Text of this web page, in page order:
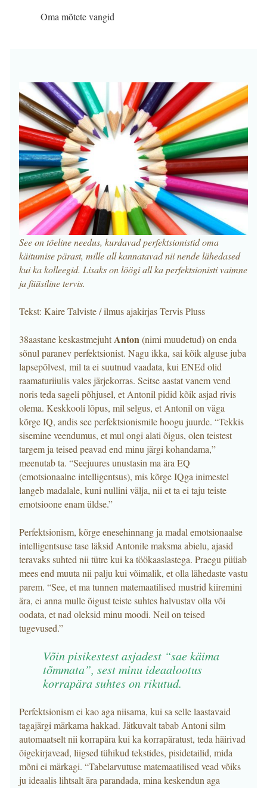
Oma mõtete vangid
See on tõeline needus, kurdavad perfektsionistid oma
käitumise pärast, mille all kannatavad nii nende lähedased
kui ka kolleegid. Lisaks on löögi all ka perfektsionisti vaimne
ja füüsiline tervis.
Tekst: Kaire Talviste / ilmus ajakirjas Tervis Pluss
38aastane keskastmejuhtAnton(nimi muudetud) on enda
sõnul paranev perfektsionist. Nagu ikka, sai kõik alguse juba
lapsepõlvest, mil ta ei suutnud vaadata, kui ENEd olid
raamaturiiulis vales järjekorras. Seitse aastat vanem vend
noris teda sageli põhjusel, et Antonil pidid kõik asjad rivis
olema. Keskkooli lõpus, mil selgus, et Antonil on väga
kõrge IQ, andis see perfektsionismile hoogu juurde. “Tekkis
sisemine veendumus, et mul ongi alati õigus, olen teistest
targem ja teised peavad end minu järgi kohandama,”
meenutab ta. “Seejuures unustasin ma ära EQ
(emotsionaalne intelligentsus), mis kõrge IQga inimestel
langeb madalale, kuni nullini välja, nii et ta ei taju teiste
emotsioone enam üldse.”
Perfektsionism, kõrge enesehinnang ja madal emotsionaalse
intelligentsuse tase läksid Antonile maksma abielu, ajasid
teravaks suhted nii tütre kui ka töökaaslastega. Praegu püüab
mees end muuta nii palju kui võimalik, et olla lähedaste vastu
parem. “See, et ma tunnen matemaatilised mustrid kiiremini
ära, ei anna mulle õigust teiste suhtes halvustav olla või
oodata, et nad oleksid minu moodi. Neil on teised
tugevused.”
Võin pisikestest asjadest “sae käima
tõmmata”, sest minu ideaalootus
korrapära suhtes on rikutud.
Perfektsionism ei kao aga niisama, kui sa selle laastavaid
tagajärgi märkama hakkad. Jätkuvalt tabab Antoni silm
automaatselt nii korrapära kui ka korrapäratust, teda häirivad
õigekirjavead, liigsed tühikud tekstides, pisidetailid, mida
mõni ei märkagi. “Tabelarvutuse matemaatilised vead võiks
ju ideaalis lihtsalt ära parandada, mina keskendun aga